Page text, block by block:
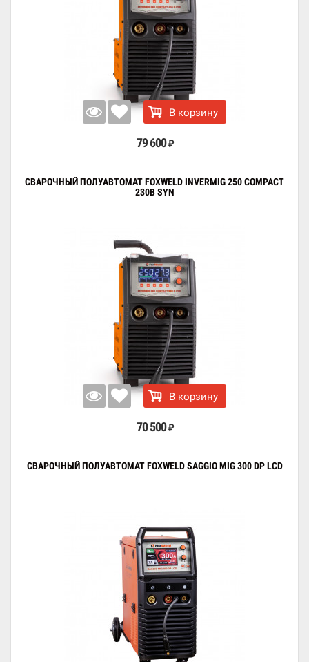
В корзину
79 600 ₽
СВАРОЧНЫЙ ПОЛУАВТОМАТ FOXWELD INVERMIG 250 COMPACT
230В SYN
В корзину
70 500 ₽
СВАРОЧНЫЙ ПОЛУАВТОМАТ FOXWELD SAGGIO MIG 300 DP LCD